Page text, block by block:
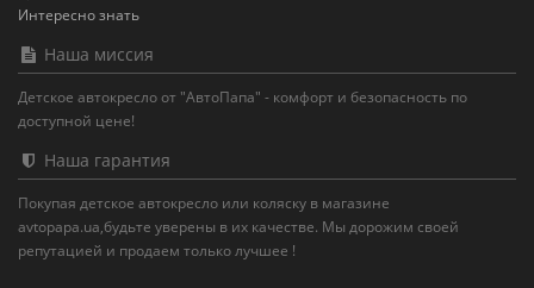
Интересно знать
Наша миссия
Детское автокресло от "АвтоПапа" - комфорт и безопасность по
доступной цене!
Наша гарантия
Покупая детское автокресло или коляску в магазине
avtopapa.ua,будьте уверены в их качестве. Мы дорожим своей
репутацией и продаем только лучшее !